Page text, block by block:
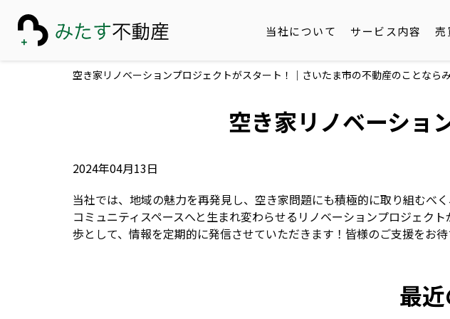
当社について サービス内容 売
空き家リノベーションプロジェクトがスタート！｜さいたま市の不動産のことなら
空き家リノベーショ
2024年04月13日
当社では、地域の魅力を再発見し、空き家問題にも積極的に取り組むべ
コミュニティスペースへと生まれ変わらせるリノベーションプロジェク
歩として、情報を定期的に発信させていただきます！皆様のご支援をお待
最